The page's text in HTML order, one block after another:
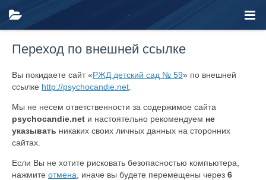
Переход по внешней ссылке
Вы покидаете сайт «РЖД детский сад № 59» по внешней
ссылке http://psychocandie.net
Мы не несем ответственности за содержимое сайта
psychocandie.net и настоятельно рекомендуем не
указывать никаких своих личных данных на сторонних
сайтах.
Если Вы не хотите рисковать безопасностью компьютера,
нажмите отмена , иначе вы будете перемещены через 6